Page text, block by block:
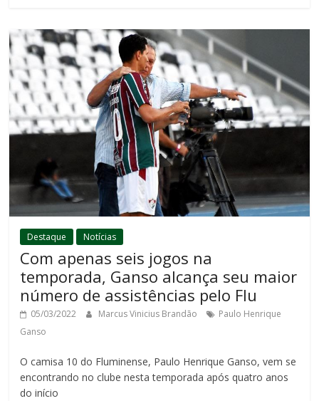
Destaque Notícias
Com apenas seis jogos na
temporada, Ganso alcança seu maior
número de assistências pelo Flu
05/03/2022 Marcus Vinicius Brandão
Paulo Henrique
Ganso
O camisa 10 do Fluminense, Paulo Henrique Ganso, vem se
encontrando no clube nesta temporada após quatro anos
do início